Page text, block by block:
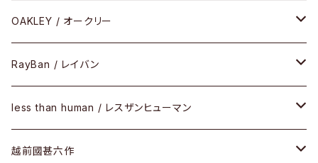
PLASTIC（プラスティックシリーズ）
SIRMONT（サーモントシリーズ）
SUNSHIFT
ケア用品
コンビ
メタルフレーム
その他
セルフレーム
OAKLEY / オークリー
メガネフレーム
サングラス
Frogskins(フロッグスキン )
その他
RayBan / レイバン
メガネフレーム
サングラス
less than human / レスザンヒューマン
メガネフレーム
越前國甚六作